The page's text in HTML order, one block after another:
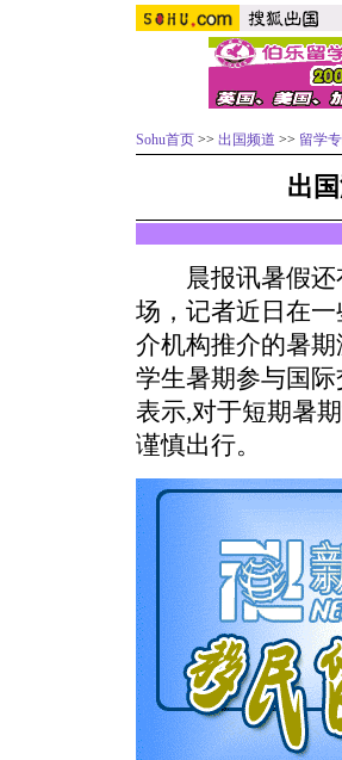
Sohu首页 >> 出国频道 >> 留学
出
晨报讯暑假还
场，记者近日在
介机构推介的暑
学生暑期参与国
表示,对于短期暑
谨慎出行。